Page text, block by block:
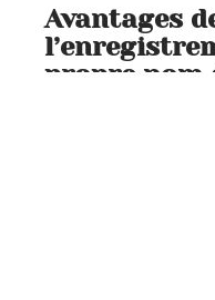
Avantages
propre nom